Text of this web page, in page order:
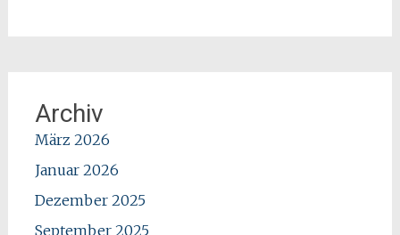
Archiv
März 2026
Januar 2026
Dezember 2025
September 2025